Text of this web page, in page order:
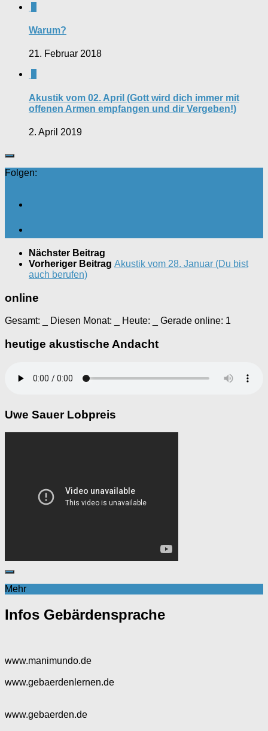
Warum?
21. Februar 2018
Akustik vom 02. April (Gott wird dich immer mit
offenen Armen empfangen und dir Vergeben!)
2. April 2019
Folgen:
Nächster Beitrag
Vorheriger Beitrag Akustik vom 28. Januar (Du bist
auch berufen)
online
Gesamt: Diesen Monat: Heute: Gerade online: 1
heutige akustische Andacht
Uwe Sauer Lobpreis
Mehr
Infos Gebärdensprache
www.manimundo.de
www.gebaerdenlernen.de
www.gebaerden.de